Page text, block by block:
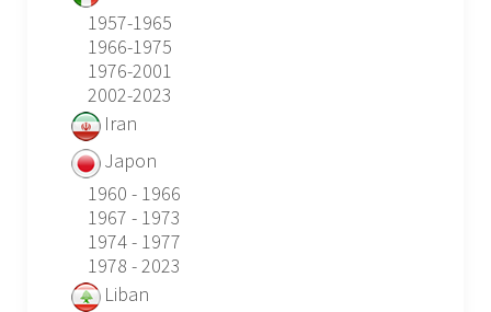
1957-1965
1966-1975
1976-2001
2002-2023
Iran
Japon
1960 - 1966
1967 - 1973
1974 - 1977
1978 - 2023
Liban